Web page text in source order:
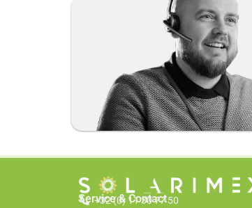
Service & Contact
+32 (0) 11 30 77 50